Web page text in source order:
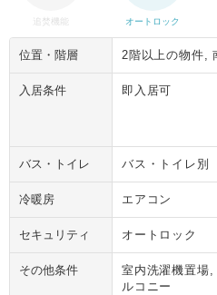
追焚機能 オートロック
位置・階層 2階以上の物件,
入居条件 即入居可
バス・トイレ バス・トイレ別
冷暖房 エアコン
セキュリティ オートロック
その他条件
室内洗濯機置場
ルコニー